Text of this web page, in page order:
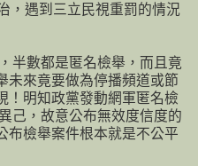
，遇到三立民視重罰的情況
半數都是匿名檢舉，而且竟
未來竟要做為停播頻道或節
！明知政黨發動網軍匿名檢
己，故意公布無效度信度的
布檢舉案件根本就是不公平